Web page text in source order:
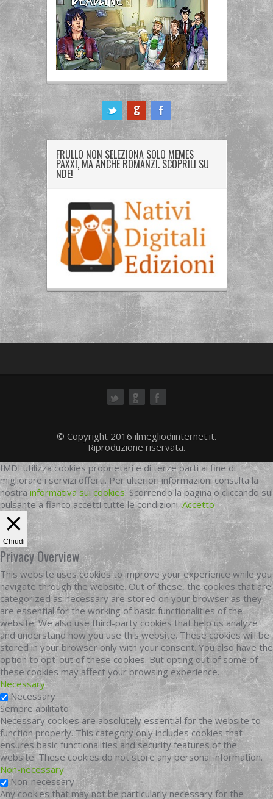
FRULLO NON SELEZIONA SOLO MEMES
PAXXI, MA ANCHE ROMANZI. SCOPRILI SU
NDE!
© Copyright 2016 ilmegliodiinternet.it.
Riproduzione riservata.
IMDI utilizza cookies proprietari e di terze parti al fine di
migliorare i servizi offerti. Per ulteriori informazioni consulta la
nostra informativa sui cookies. Scorrendo la pagina o cliccando sul
pulsante a fianco accetti tutte le condizioni.Accetto
Chiudi
Privacy Overview
This website uses cookies to improve your experience while you
navigate through the website. Out of these, the cookies that are
categorized as necessary are stored on your browser as they
are essential for the working of basic functionalities of the
website. We also use third-party cookies that help us analyze
and understand how you use this website. These cookies will be
stored in your browser only with your consent. You also have the
option to opt-out of these cookies. But opting out of some of
these cookies may affect your browsing experience.
Necessary
Necessary
Sempre abilitato
Necessary cookies are absolutely essential for the website to
function properly. This category only includes cookies that
ensures basic functionalities and security features of the
website. These cookies do not store any personal information.
Non-necessary
Non-necessary
Any cookies that may not be particularly necessary for the